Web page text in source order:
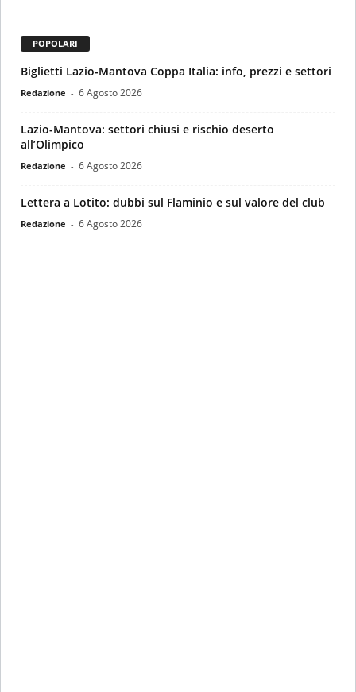
POPOLARI
Biglietti Lazio-Mantova Coppa Italia: info, prezzi e settori
Redazione - 6 Agosto 2026
Lazio-Mantova: settori chiusi e rischio deserto
all’Olimpico
Redazione - 6 Agosto 2026
Lettera a Lotito: dubbi sul Flaminio e sul valore del club
Redazione - 6 Agosto 2026